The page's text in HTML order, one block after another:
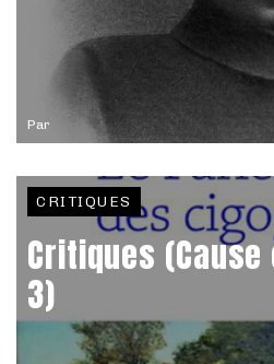
Par
CRITIQUES
Critiques (Cause
3)